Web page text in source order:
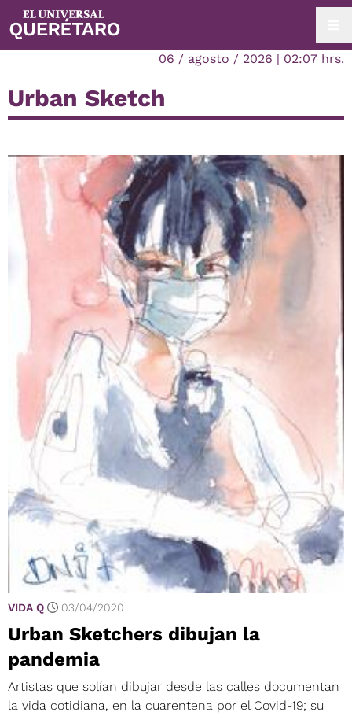
06 / agosto / 2026 | 02:07 hrs.
Urban Sketch
VIDA Q 03/04/2020
Urban Sketchers dibujan la
pandemia
Artistas que solían dibujar desde las calles documentan
la vida cotidiana, en la cuarentena por el Covid-19; su